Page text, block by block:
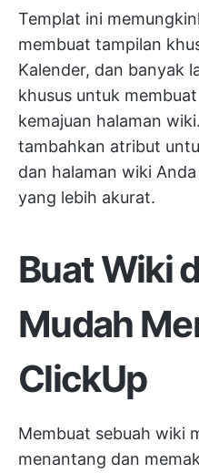
Templat ini
membuat tampilan
Kalender, dan banyak
khusus untuk
kemajuan halaman
tambahkan atribut
dan halaman wiki
yang lebih akurat.
Buat Wiki
Mudah
ClickUp
Membuat sebuah wiki
menantang dan